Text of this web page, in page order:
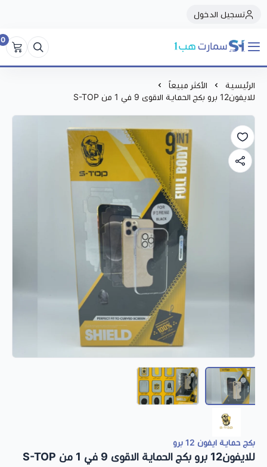
تسجيل الدخول
سمارت هبSmart Hub1
0
الرئيسية
الأكثر مبيعاً
للايفون12 برو بكج الحماية الاقوى 9 في 1 من S-TOP
بكج حماية ايفون 12 برو
للايفون12 برو بكج الحماية الاقوى 9 في 1 من S-TOP